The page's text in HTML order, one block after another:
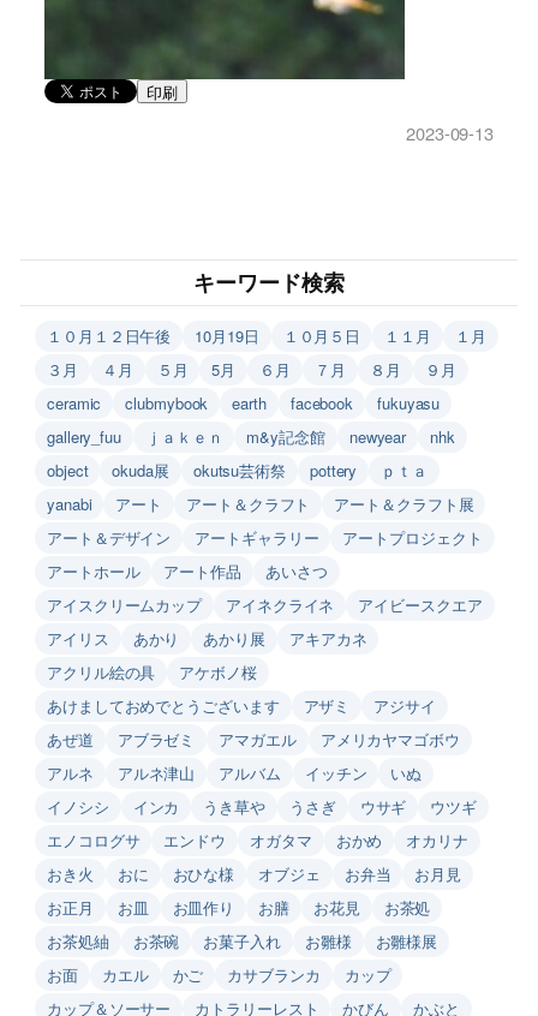
印刷
2023-09-13
キーワード検索
１０月１２日午後 10月19日 １０月５日 １１月
１月
３月
４月 ５月 5月 ６月 ７月 ８月
９月
ceramic
clubmybook earth facebook
fukuyasu
gallery_fuu
ｊａｋｅｎ m&y記念館 newyear
nhk
object
okuda展 okutsu芸術祭 pottery
ｐｔａ
yanabi
アート アート＆クラフト
アート＆クラフト展
アート＆デザイン
アートギャラリー
アートプロジェクト
アートホール
アート作品
あいさつ
アイスクリームカップ
アイネクライネ
アイビースクエア
アイリス
あかり あかり展
アキアカネ
アクリル絵の具
アケボノ桜
あけましておめでとうございます
アザミ
アジサイ
あぜ道
アブラゼミ アマガエル
アメリカヤマゴボウ
アルネ
アルネ津山 アルバム イッチン
いぬ
イノシシ
インカ うき草や うさぎ ウサギ
ウツギ
エノコログサ
エンドウ オガタマ おかめ
オカリナ
おき火
おに おひな様 オブジェ お弁当
お月見
お正月
お皿 お皿作り お膳 お花見
お茶処
お茶処紬
お茶碗 お菓子入れ お雛様
お雛様展
お面
カエル かご カサブランカ
カップ
カップ＆ソーサー
カトラリーレスト かびん かぶと